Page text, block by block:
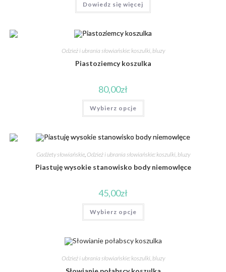
Dowiedz się więcej
Odzież i ubrania słowiańskie: koszulki, bluzy
Piastoziemcy koszulka
80,00zł
Wybierz opcje
Gadżety słowiańskie, Odzież i ubrania słowiańskie: koszulki, bluzy
Piastuję wysokie stanowisko body niemowlęce
45,00zł
Wybierz opcje
Odzież i ubrania słowiańskie: koszulki, bluzy